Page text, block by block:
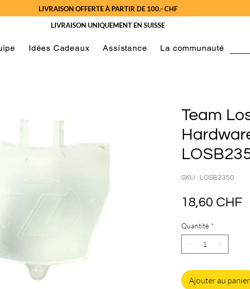
LIVRAISON OFFERTE À PARTIR DE 100.- CHF
LIVRAISON UNIQUEMENT EN SUISSE
Idées Cadeaux Assistance La communauté
Team
SKU : LOSB2350
18,60 CHF
Quantité *
Ajouter au panier